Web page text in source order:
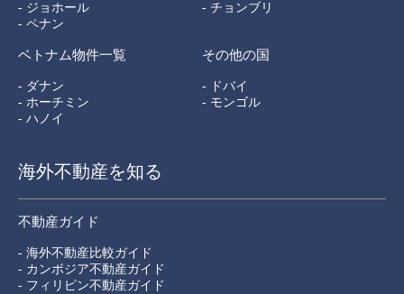
- ジョホール
- ペナン
- チョンブリ
ベトナム物件一覧
- ダナン
- ホーチミン
- ハノイ
その他の国
- ドバイ
- モンゴル
海外不動産を知る
不動産ガイド
- 海外不動産比較ガイド
- カンボジア不動産ガイド
- フィリピン不動産ガイド